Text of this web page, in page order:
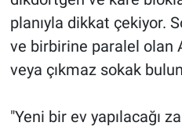
planıyla dikkat çekiyor.
ve birbirine paralel olan
veya çıkmaz sokak
"Yeni bir ev yapılacağı